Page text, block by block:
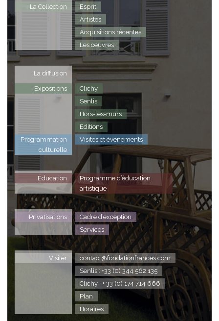
La Collection
Esprit
Artistes
Acquisitions récentes
Les oeuvres
La diffusion
Expositions
Clichy
Senlis
Hors-les-murs
Editions
Programmation
culturelle
Visites et évènements
Éducation
Programme d’éducation
artistique
Privatisations
Cadre d’exception
Services
Visiter
contact@fondationfrances.com
Senlis : +33 (0) 344 562 135
Clichy : + 33 (0) 174 714 666
Plan
Horaires